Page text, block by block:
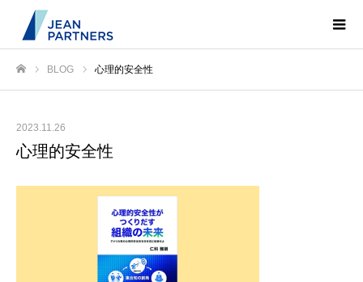
BLOG 心理的安全性
2023.11.26
心理的安全性